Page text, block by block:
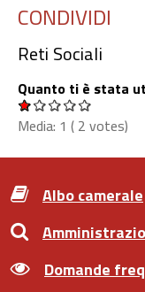
CONDIVIDI
Reti Sociali
Quanto ti è stata
Media: 1 ( 2 votes)
Albo camerale
Domande